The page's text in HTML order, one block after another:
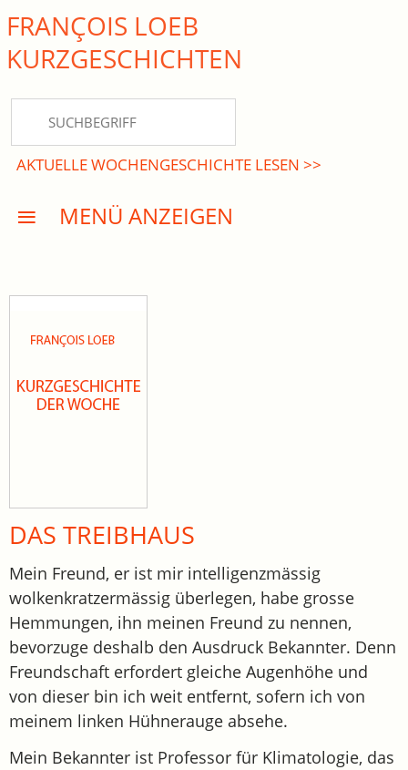
close Submenü
KURZGESCHICHTEN
DREISATZROMANE
PRESSE
FRANÇOIS LOEB
KURZ­GESCHICHTEN
AKTUELLE WOCHENGESCHICHTE LESEN >>
MENÜ ANZEIGEN
DAS TREIBHAUS
Mein Freund, er ist mir intelligenzmässig
wolkenkratzermässig überlegen, habe grosse
Hemmungen, ihn meinen Freund zu nennen,
bevorzuge deshalb den Ausdruck Bekannter. Denn
Freundschaft erfordert gleiche Augenhöhe und
von dieser bin ich weit entfernt, sofern ich von
meinem linken Hühnerauge absehe.
Mein Bekannter ist Professor für Klimatologie, das